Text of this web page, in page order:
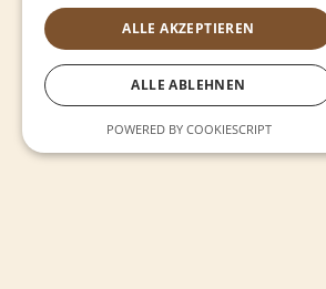
ALLE AKZEPTIEREN
ALLE ABLEHNEN
POWERED BY COOKIESCRIPT